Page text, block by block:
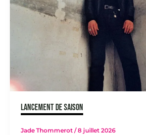
LANCEMENT DE SAISON
Jade Thommerot /8 juillet 2026